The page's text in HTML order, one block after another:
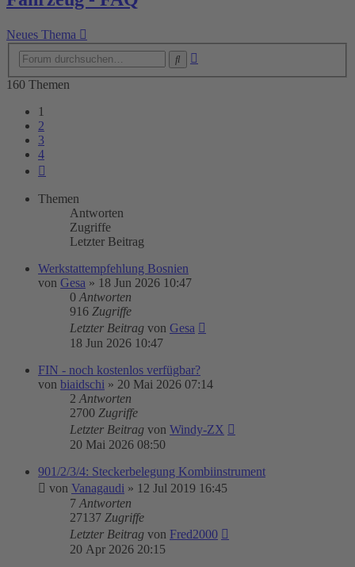
Neues Thema
160 Themen
1
2
3
4
Themen
Antworten
Zugriffe
Letzter Beitrag
Werkstattempfehlung Bosnien
von Gesa » 18 Jun 2026 10:47
0 Antworten
916 Zugriffe
Letzter Beitrag von Gesa
18 Jun 2026 10:47
FIN - noch kostenlos verfügbar?
von biaidschi » 20 Mai 2026 07:14
2 Antworten
2700 Zugriffe
Letzter Beitrag von Windy-ZX
20 Mai 2026 08:50
901/2/3/4: Steckerbelegung Kombiinstrument
von Vanagaudi » 12 Jul 2019 16:45
7 Antworten
27137 Zugriffe
Letzter Beitrag von Fred2000
20 Apr 2026 20:15